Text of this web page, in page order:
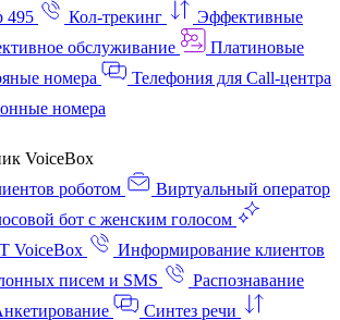
495
Кол-трекинг
Эффективные
обслуживание
Платиновые
номера
Телефония для Call-центра
номера
VoiceBox
роботом
Виртуальный оператор
бот с женским голосом
VoiceBox
Информирование клиентов
писем и SMS
Распознавание
Синтез речи